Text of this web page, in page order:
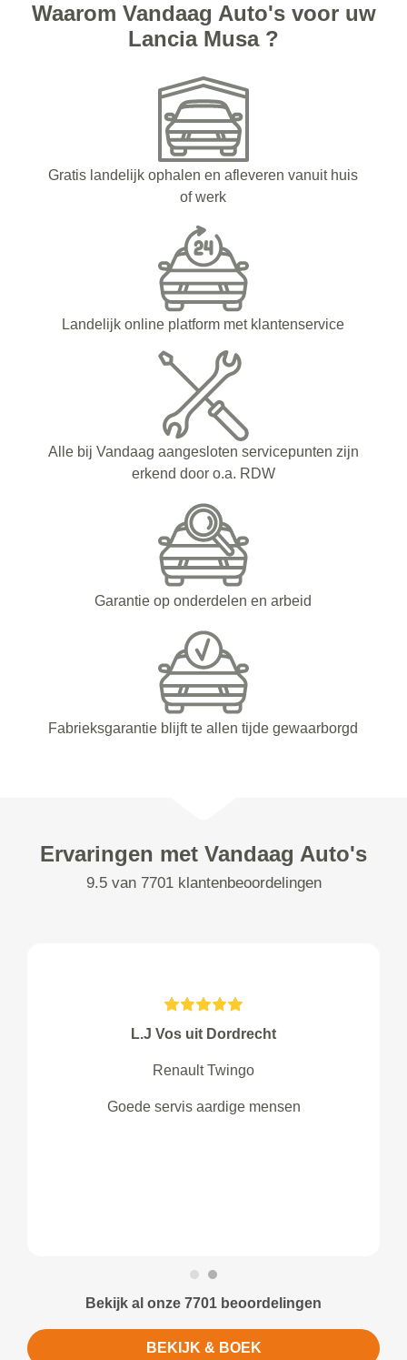
Waarom Vandaag Auto's voor uw
Lancia Musa ?
Gratis landelijk ophalen en afleveren vanuit huis
of werk
Landelijk online platform met klantenservice
Alle bij Vandaag aangesloten servicepunten zijn
erkend door o.a. RDW
Garantie op onderdelen en arbeid
Fabrieksgarantie blijft te allen tijde gewaarborgd
Ervaringen met Vandaag Auto's
9.5 van 7701 klantenbeoordelingen
L.J Vos uit Dordrecht
Renault Twingo
Goede servis aardige mensen
Bekijk al onze 7701 beoordelingen
BEKIJK & BOEK